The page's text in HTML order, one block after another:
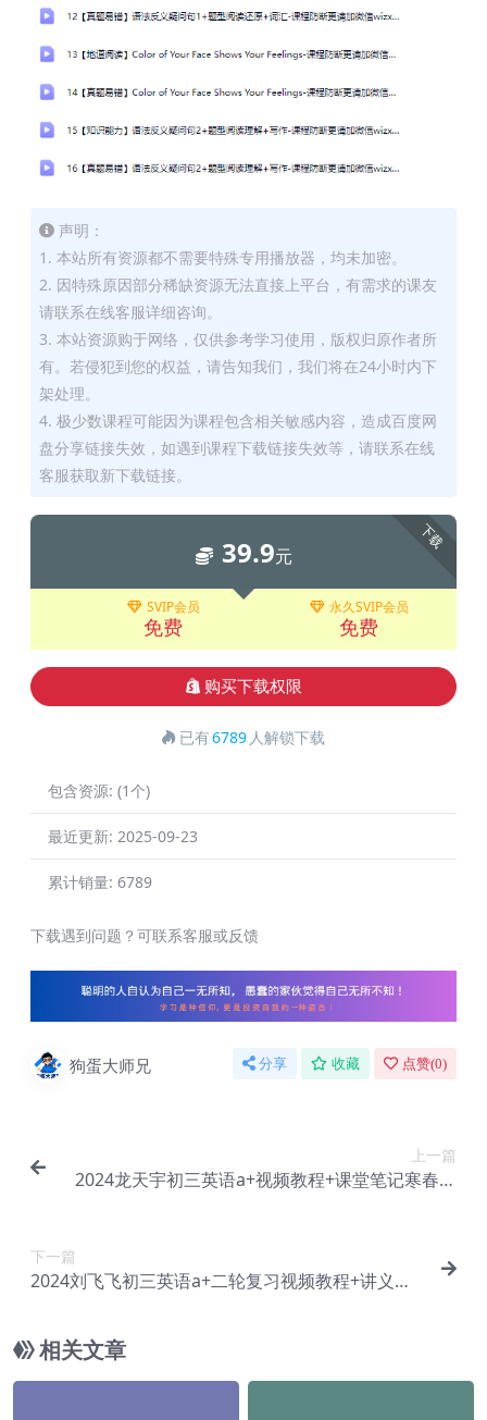
声明：
1. 本站所有资源都不需要特殊专用播放器，均未加密。
2. 因特殊原因部分稀缺资源无法直接上平台，有需求的课友
请联系在线客服详细咨询。
3. 本站资源购于网络，仅供参考学习使用，版权归原作者所
有。若侵犯到您的权益，请告知我们，我们将在24小时内下
架处理。
4. 极少数课程可能因为课程包含相关敏感内容，造成百度网
盘分享链接失效，如遇到课程下载链接失效等，请联系在线
客服获取新下载链接。
下载
39.9元
SVIP会员
免费
永久SVIP会员
免费
购买下载权限
已有6789 人解锁下载
包含资源: (1个)
最近更新: 2025-09-23
累计销量: 6789
下载遇到问题？可联系客服或反馈
狗蛋大师兄 分享 收藏 点赞(0)
上一篇
2024龙天宇初三英语a+视频教程+课堂笔记寒春班
下一篇
2024刘飞飞初三英语a+二轮复习视频教程+讲义
相关文章